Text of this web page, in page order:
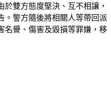
警方隨後將相關人等帶回派
名譽、傷害及毀損等罪嫌，移